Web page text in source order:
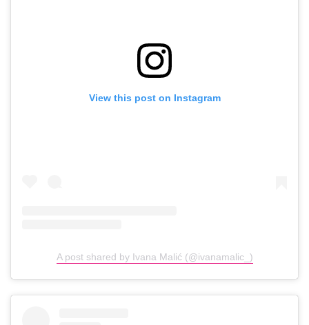
View this post on Instagram
A post shared by Ivana Malić (@ivanamalic_)